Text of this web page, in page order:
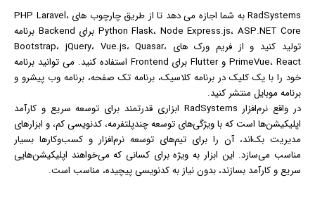
RadSystems به شما اجازه می دهد تا از طریق چارچوب های PHP Laravel،
Python Flask، Node Express.js، ASP.NET Core برای Backend برنامه
تولید کنید و از فریم ورک های Bootstrap، jQuery، Vue.js، Quasar،
PrimeVue، React و Flutter برای Frontend استفاده کنید. می توانید برنامه
خود را با یک کلیک در برنامه کلاسیک، برنامه تک صفحه، برنامه وب پیشرو و
برنامه موبایل منتشر کنید.
در واقع نرم‌افزار RadSystems ابزاری قدرتمند برای توسعه سریع و کارآمد
اپلیکیشن‌ها است که با ویژگی‌های توسعه چندپلتفرمه، کدنویسی کم، و ابزارهای
مدیریت بک‌اند، آن را برای تیم‌های توسعه نرم‌افزار و کسب‌وکارها بسیار
مناسب می‌سازد. این ابزار به ویژه برای کسانی که می‌خواهند اپلیکیشن‌هایی
سریع و کارآمد بسازند، بدون نیاز به کدنویسی پیچیده، مناسب است.